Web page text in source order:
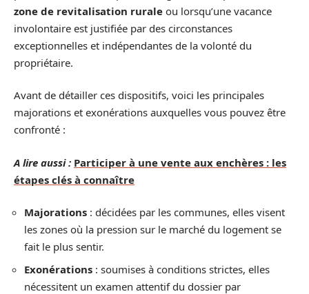
zone de revitalisation rurale ou lorsqu’une vacance
involontaire est justifiée par des circonstances
exceptionnelles et indépendantes de la volonté du
propriétaire.
Avant de détailler ces dispositifs, voici les principales
majorations et exonérations auxquelles vous pouvez être
confronté :
A lire aussi : Participer à une vente aux enchères : les
étapes clés à connaître
Majorations : décidées par les communes, elles visent
les zones où la pression sur le marché du logement se
fait le plus sentir.
Exonérations : soumises à conditions strictes, elles
nécessitent un examen attentif du dossier par